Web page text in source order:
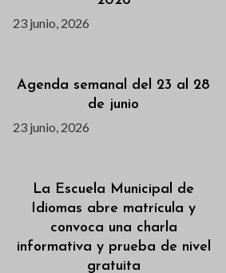
23 junio, 2026
Agenda semanal del 23 al 28
de junio
23 junio, 2026
La Escuela Municipal de
Idiomas abre matrícula y
convoca una charla
informativa y prueba de nivel
gratuita